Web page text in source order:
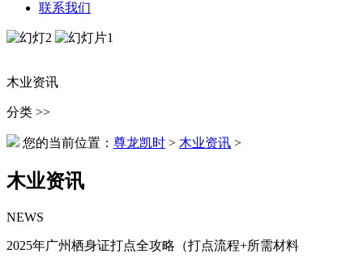
联系我们
木业资讯
分类 >>
您的当前位置： 尊龙凯时 > 木业资讯 >
木业资讯
NEWS
2025年广州栖身证打点全攻略（打点流程+所需材料